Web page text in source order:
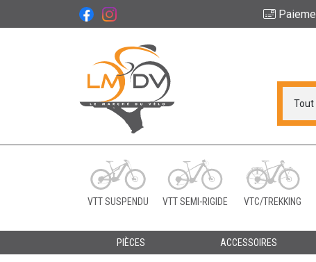
Le Marché du Vélo
VTT SUSPENDU VTT SEMI-RIGIDE VTC/TREKKING
PIÈCES ACCESSOIRES